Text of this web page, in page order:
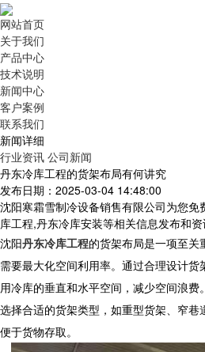
网站首页
关于我们
产品中心
技术说明
新闻中心
客户案例
联系我们
新闻详细
行业资讯 公司新闻
丹东冷库工程的货架布局有何讲究
发布日期：2025-03-04 14:48:00
沈阳寒霜雪制冷设备销售有限公司为您免
库工程,丹东冷库安装等相关信息发布和资
沈阳丹东冷库工程的货架布局是一项至
需要最大化空间利用率。通过合理设计
用冷库的垂直和水平空间，减少空间浪
选择合适的货架类型，如重型货架、窄
便于货物存取。